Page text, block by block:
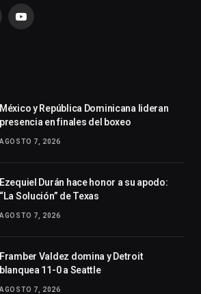
YouTube
México y República Dominicana lideran
presencia en finales del boxeo
AGOSTO 7, 2026
Ezequiel Durán hace honor a su apodo:
“La Solución” de Texas
AGOSTO 7, 2026
Framber Valdez domina y Detroit
blanquea 11-0 a Seattle
AGOSTO 7, 2026